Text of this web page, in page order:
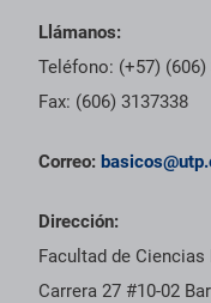
Llámanos:
Teléfono: (+57) (606)
Fax: (606) 3137338
Correo:
Dirección:
Facultad de Ciencias
Carrera 27 #10-02